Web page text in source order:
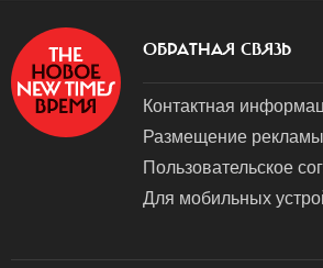
ОБРАТНАЯ СВЯЗЬ
Контактная
Размещение рекламы
Пользовательское
Для мобильных